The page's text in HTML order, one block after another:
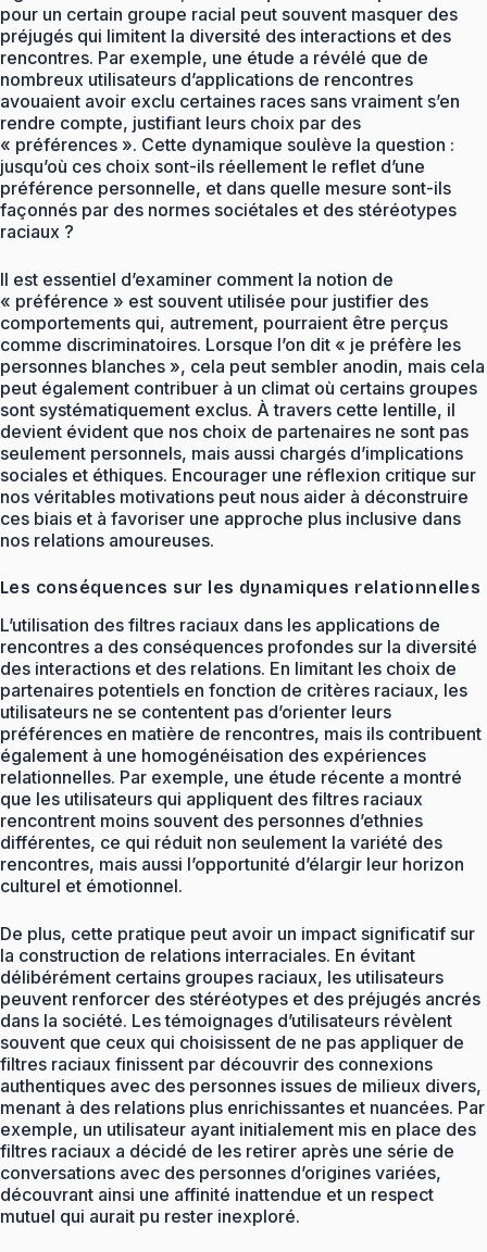
pour un certain groupe racial peut souvent masquer des
préjugés qui limitent la diversité des interactions et des
rencontres. Par exemple, une étude a révélé que de
nombreux utilisateurs d’applications de rencontres
avouaient avoir exclu certaines races sans vraiment s’en
rendre compte, justifiant leurs choix par des
« préférences ». Cette dynamique soulève la question :
jusqu’où ces choix sont-ils réellement le reflet d’une
préférence personnelle, et dans quelle mesure sont-ils
façonnés par des normes sociétales et des stéréotypes
raciaux ?
Il est essentiel d’examiner comment la notion de
« préférence » est souvent utilisée pour justifier des
comportements qui, autrement, pourraient être perçus
comme discriminatoires. Lorsque l’on dit « je préfère les
personnes blanches », cela peut sembler anodin, mais cela
peut également contribuer à un climat où certains groupes
sont systématiquement exclus. À travers cette lentille, il
devient évident que nos choix de partenaires ne sont pas
seulement personnels, mais aussi chargés d’implications
sociales et éthiques. Encourager une réflexion critique sur
nos véritables motivations peut nous aider à déconstruire
ces biais et à favoriser une approche plus inclusive dans
nos relations amoureuses.
Les conséquences sur les dynamiques relationnelles
L’utilisation des filtres raciaux dans les applications de
rencontres a des conséquences profondes sur la diversité
des interactions et des relations. En limitant les choix de
partenaires potentiels en fonction de critères raciaux, les
utilisateurs ne se contentent pas d’orienter leurs
préférences en matière de rencontres, mais ils contribuent
également à une homogénéisation des expériences
relationnelles. Par exemple, une étude récente a montré
que les utilisateurs qui appliquent des filtres raciaux
rencontrent moins souvent des personnes d’ethnies
différentes, ce qui réduit non seulement la variété des
rencontres, mais aussi l’opportunité d’élargir leur horizon
culturel et émotionnel.
De plus, cette pratique peut avoir un impact significatif sur
la construction de relations interraciales. En évitant
délibérément certains groupes raciaux, les utilisateurs
peuvent renforcer des stéréotypes et des préjugés ancrés
dans la société. Les témoignages d’utilisateurs révèlent
souvent que ceux qui choisissent de ne pas appliquer de
filtres raciaux finissent par découvrir des connexions
authentiques avec des personnes issues de milieux divers,
menant à des relations plus enrichissantes et nuancées. Par
exemple, un utilisateur ayant initialement mis en place des
filtres raciaux a décidé de les retirer après une série de
conversations avec des personnes d’origines variées,
découvrant ainsi une affinité inattendue et un respect
mutuel qui aurait pu rester inexploré.